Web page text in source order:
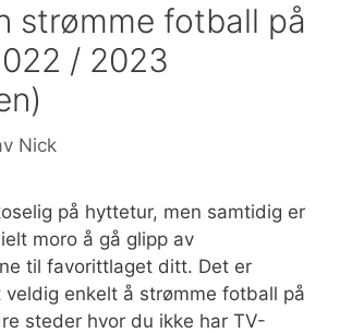
strømme fotball på
/ 2023
Nick
på hyttetur, men samtidig er
moro å gå glipp av
til favorittlaget ditt. Det er
enkelt å strømme fotball på
steder hvor du ikke har TV-